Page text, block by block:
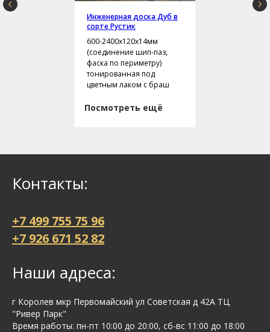
Инженерная доска Дуб в
сорте Рустик
600-2400х120х14мм
(соединение шип-паз,
фаска по периметру)
тонированная под
цветным лаком с браш
Посмотреть ещё
Контакты:
+7 499 755 75 96
+7 926 671 52 82
Наши адреса:
г Королев мкр Первомайский ул Cоветская д 42А ТЦ
"Ривер Парк"
Время работы: пн-пт 10:00 до 20:00, сб-вс 11:00 до 18:00